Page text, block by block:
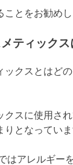
とをお勧めし
ティックス
ックスとはど
クスに使用さ
となっていま
はアレルギー